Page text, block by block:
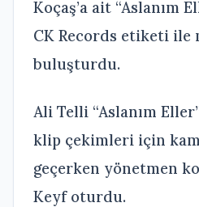
Koçaş’a ait “Aslanım
CK Records etiketi ile
buluşturdu.
Ali Telli “Aslanım
klip çekimleri için
geçerken yönetmen
Keyf oturdu.